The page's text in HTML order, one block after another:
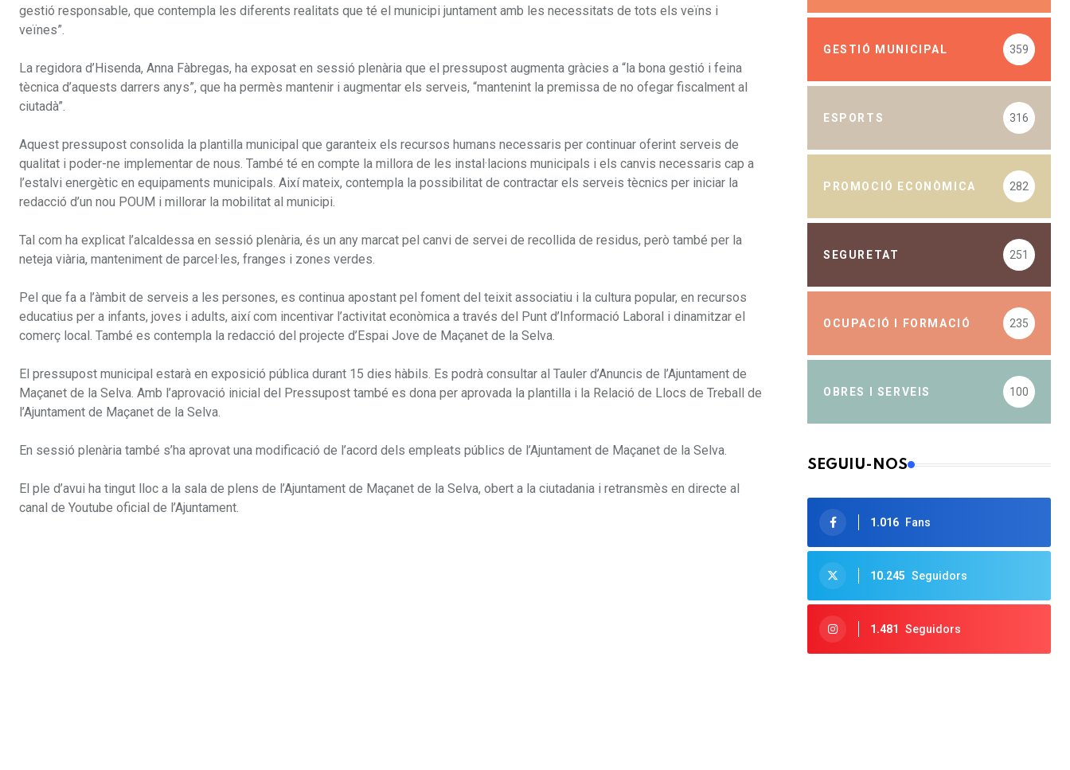
gestió responsable, que contempla les diferents realitats que té el municipi juntament amb les necessitats de tots els veïns i
veïnes”.
La regidora d’Hisenda, Anna Fàbregas, ha exposat en sessió plenària que el pressupost augmenta gràcies a “la bona gestió i feina
tècnica d’aquests darrers anys”, que ha permès mantenir i augmentar els serveis, “mantenint la premissa de no ofegar fiscalment al
ciutadà”.
Aquest pressupost consolida la plantilla municipal que garanteix els recursos humans necessaris per continuar oferint serveis de
qualitat i poder-ne implementar de nous. També té en compte la millora de les instal·lacions municipals i els canvis necessaris cap a
l’estalvi energètic en equipaments municipals. Així mateix, contempla la possibilitat de contractar els serveis tècnics per iniciar la
redacció d’un nou POUM i millorar la mobilitat al municipi.
Tal com ha explicat l’alcaldessa en sessió plenària, és un any marcat pel canvi de servei de recollida de residus, però també per la
neteja viària, manteniment de parcel·les, franges i zones verdes.
Pel que fa a l’àmbit de serveis a les persones, es continua apostant pel foment del teixit associatiu i la cultura popular, en recursos
educatius per a infants, joves i adults, així com incentivar l’activitat econòmica a través del Punt d’Informació Laboral i dinamitzar el
comerç local. També es contempla la redacció del projecte d’Espai Jove de Maçanet de la Selva.
El pressupost municipal estarà en exposició pública durant 15 dies hàbils. Es podrà consultar al Tauler d’Anuncis de l’Ajuntament de
Maçanet de la Selva. Amb l’aprovació inicial del Pressupost també es dona per aprovada la plantilla i la Relació de Llocs de Treball de
l’Ajuntament de Maçanet de la Selva.
En sessió plenària també s’ha aprovat una modificació de l’acord dels empleats públics de l’Ajuntament de Maçanet de la Selva.
El ple d’avui ha tingut lloc a la sala de plens de l’Ajuntament de Maçanet de la Selva, obert a la ciutadania i retransmès en directe al
canal de Youtube oficial de l’Ajuntament.
GESTIÓ MUNICIPAL 359
ESPORTS 316
PROMOCIÓ ECONÒMICA 282
SEGURETAT 251
OCUPACIÓ I FORMACIÓ 235
OBRES I SERVEIS 100
SEGUIU-NOS
1.016 Fans
10.245 Seguidors
1.481 Seguidors